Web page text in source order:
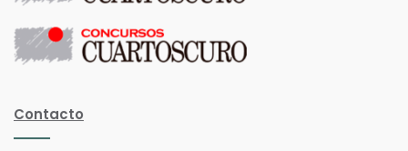
Contacto